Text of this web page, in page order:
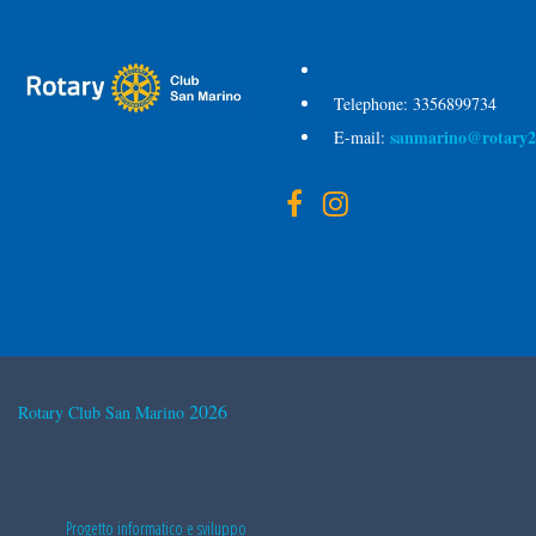
Telephone: 3356899734
E-mail:
Rotary Club San Marino 2026
Progetto informatico e sviluppo